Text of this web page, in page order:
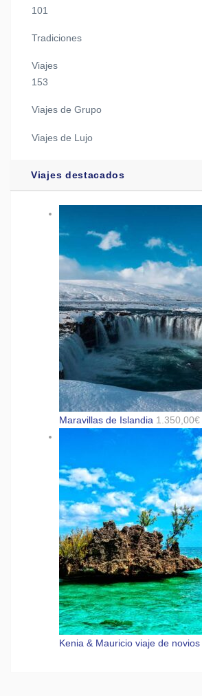
101
Tradiciones
Viajes
153
Viajes de Grupo
Viajes de Lujo
Viajes destacados
Maravillas de Islandia 1.350,00€
Kenia & Mauricio viaje de novios